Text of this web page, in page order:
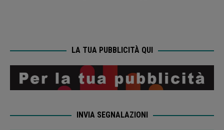
LA TUA PUBBLICITÀ QUI
INVIA SEGNALAZIONI